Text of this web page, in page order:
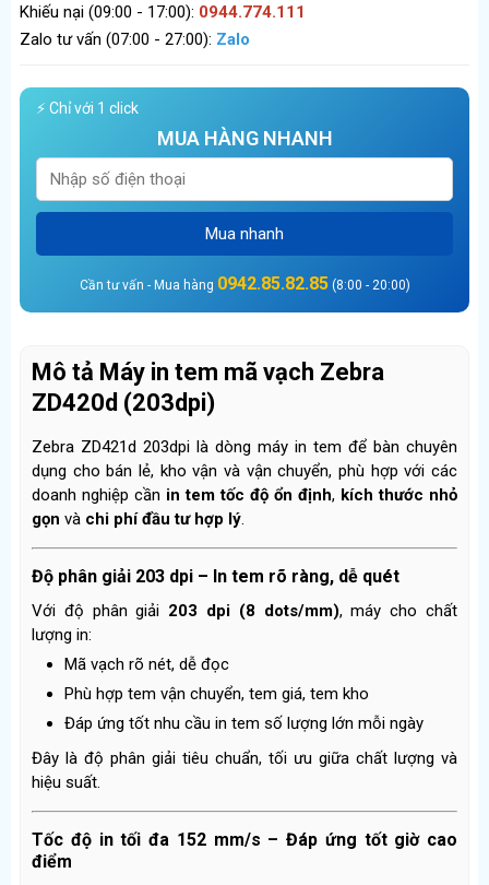
Khiếu nại (09:00 - 17:00): 0944.774.111
Zalo tư vấn (07:00 - 27:00): Zalo
⚡ Chỉ với 1 click
MUA HÀNG NHANH
Mua nhanh
Cần tư vấn - Mua hàng 0942.85.82.85(8:00 - 20:00)
Mô tả Máy in tem mã vạch Zebra
ZD420d (203dpi)
Zebra ZD421d 203dpi là dòng máy in tem để bàn chuyên
dụng cho bán lẻ, kho vận và vận chuyển, phù hợp với các
doanh nghiệp cần in tem tốc độ ổn định, kích thước nhỏ
gọn và chi phí đầu tư hợp lý.
Độ phân giải 203 dpi – In tem rõ ràng, dễ quét
Với độ phân giải 203 dpi (8 dots/mm), máy cho chất
lượng in:
Mã vạch rõ nét, dễ đọc
Phù hợp tem vận chuyển, tem giá, tem kho
Đáp ứng tốt nhu cầu in tem số lượng lớn mỗi ngày
Đây là độ phân giải tiêu chuẩn, tối ưu giữa chất lượng và
hiệu suất.
Tốc độ in tối đa 152 mm/s – Đáp ứng tốt giờ cao
điểm